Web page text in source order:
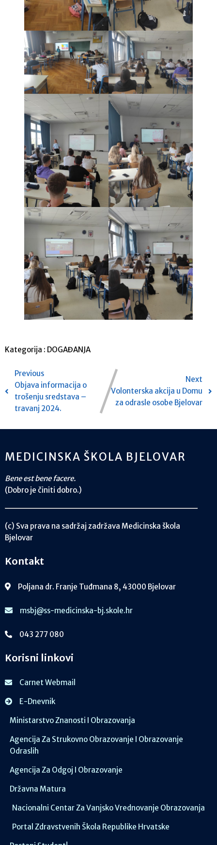
Kategorija : DOGAĐANJA
Previous
Objava informacija o
trošenju sredstava –
travanj 2024.
Next
Volonterska akcija u Domu
za odrasle osobe Bjelovar
MEDICINSKA ŠKOLA BJELOVAR
Bene est bene facere.
(Dobro je činiti dobro.)
(c) Sva prava na sadržaj zadržava Medicinska škola
Bjelovar
Kontakt
Poljana dr. Franje Tuđmana 8, 43000 Bjelovar
msbj@ss-medicinska-bj.skole.hr
043 277 080
Korisni linkovi
Carnet Webmail
E-Dnevnik
Ministarstvo Znanosti I Obrazovanja
Agencija Za Strukovno Obrazovanje I Obrazovanje
Odraslih
Agencija Za Odgoj I Obrazovanje
Državna Matura
Nacionalni Centar Za Vanjsko Vrednovanje Obrazovanja
Portal Zdravstvenih Škola Republike Hrvatske